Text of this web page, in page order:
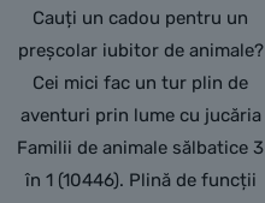
Cauți un cadou pentru un
preșcolar iubitor de animale?
Cei mici fac un tur plin de
aventuri prin lume cu jucăria
Familii de animale sălbatice 3
în 1 (10446). Plină de funcții